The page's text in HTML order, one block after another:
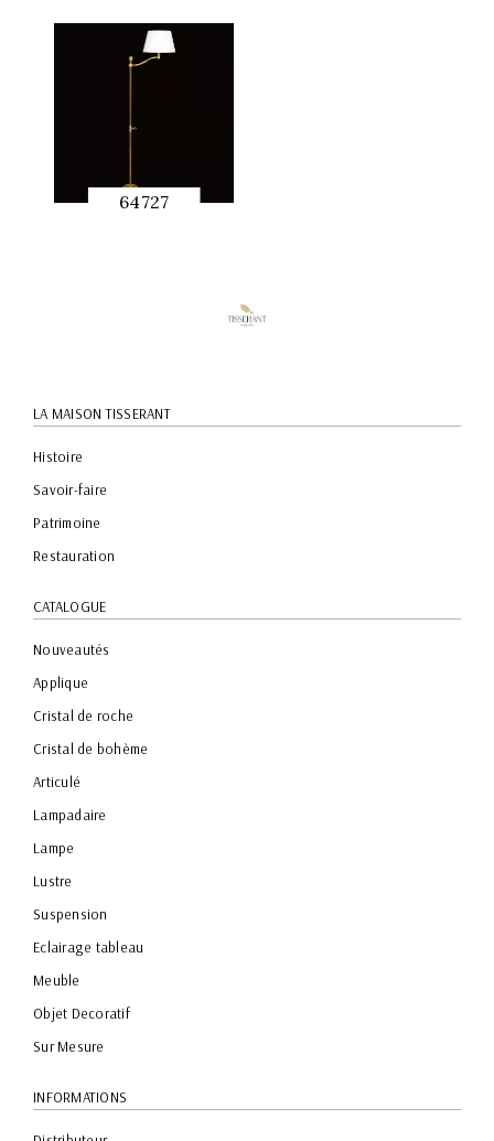
APERÇU
RAPIDE
64727
LA MAISON TISSERANT
Histoire
Savoir-faire
Patrimoine
Restauration
CATALOGUE
Nouveautés
Applique
Cristal de roche
Cristal de bohème
Articulé
Lampadaire
Lampe
Lustre
Suspension
Eclairage tableau
Meuble
Objet Decoratif
Sur Mesure
INFORMATIONS